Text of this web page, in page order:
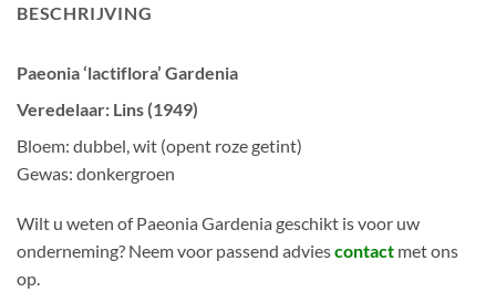
BESCHRIJVING
Paeonia ‘lactiflora’ Gardenia
Veredelaar: Lins (1949)
Bloem: dubbel, wit (opent roze getint)
Gewas: donkergroen
Wilt u weten of Paeonia Gardenia geschikt is voor uw
onderneming? Neem voor passend adviescontact met ons
op.